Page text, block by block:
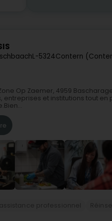
L-5324Contern
Op Zaemer, 4959
entreprises et institutions tout